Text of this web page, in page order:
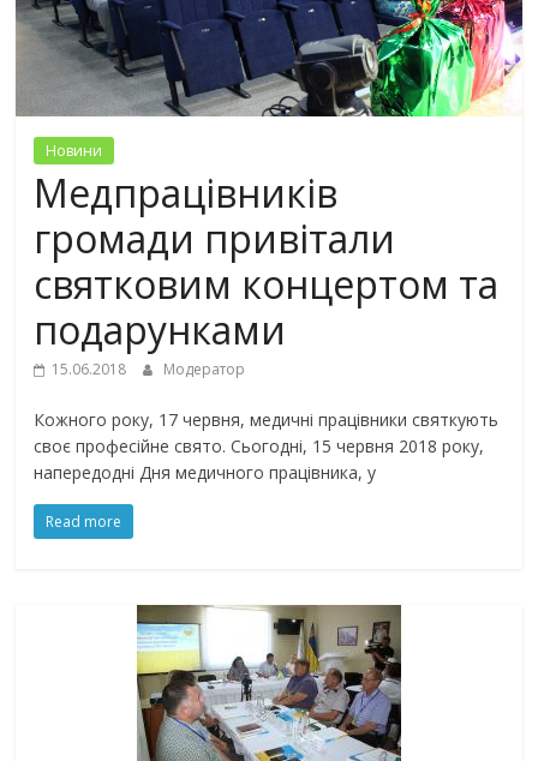
Новини
Медпрацівників
громади привітали
святковим концертом та
подарунками
15.06.2018 Модератор
Кожного року, 17 червня, медичні працівники святкують
своє професійне свято. Сьогодні, 15 червня 2018 року,
напередодні Дня медичного працівника, у
Read more